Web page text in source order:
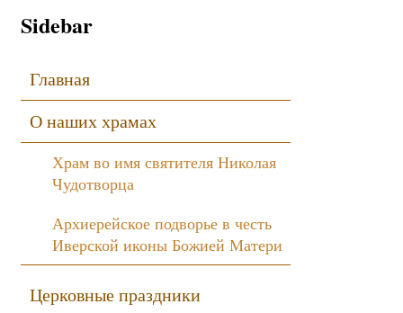
Sidebar
Главная
О наших храмах
Храм во имя святителя Николая
Чудотворца
Архиерейское подворье в честь
Иверской иконы Божией Матери
Церковные праздники